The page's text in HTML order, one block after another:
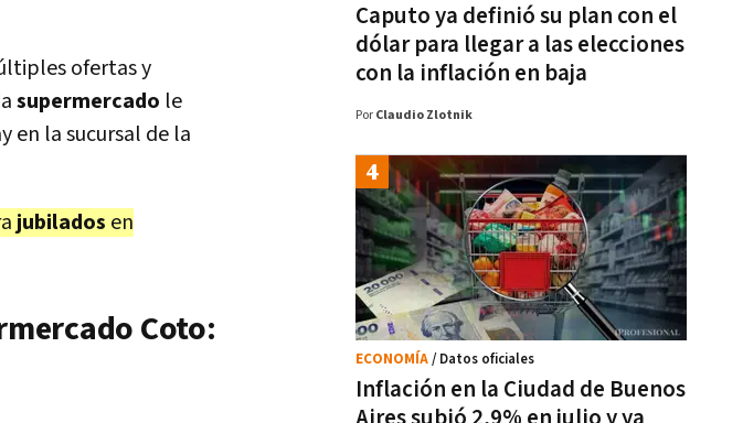
ofertas y
supermercado le
en la sucursal de la
jubilados en
Coto:
Caputo ya definió su plan con el
dólar para llegar a las elecciones
con la inflación en baja
Por Claudio Zlotnik
Inflación en la Ciudad de Buenos
ECONOMÍA/ Datos oficiales